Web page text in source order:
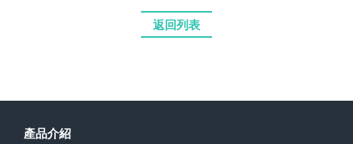
返回列表
產品介紹